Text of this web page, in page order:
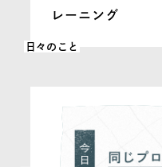
レーニング
日々のこと